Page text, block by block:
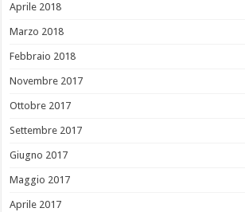
Aprile 2018
Marzo 2018
Febbraio 2018
Novembre 2017
Ottobre 2017
Settembre 2017
Giugno 2017
Maggio 2017
Aprile 2017